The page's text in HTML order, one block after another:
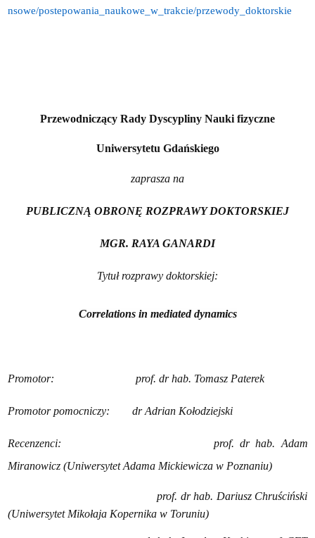
nsowe/postepowania_naukowe_w_trakcie/przewody_doktorskie
Przewodniczący Rady Dyscypliny Nauki fizyczne
Uniwersytetu Gdańskiego
zaprasza na
PUBLICZNĄ OBRONĘ ROZPRAWY DOKTORSKIEJ
MGR. RAYA GANARDI
Tytuł rozprawy doktorskiej:
Correlations in mediated dynamics
Promotor: prof. dr hab. Tomasz Paterek
Promotor pomocniczy: dr Adrian Kołodziejski
Recenzenci: prof. dr hab. Adam
Miranowicz (Uniwersytet Adama Mickiewicza w Poznaniu)
prof. dr hab. Dariusz Chruściński
(Uniwersytet Mikołaja Kopernika w Toruniu)